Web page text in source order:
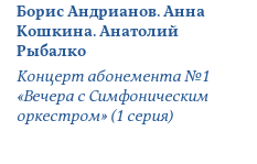
Борис Андрианов. Анна
Кошкина. Анатолий
Рыбалко
Концерт абонемента №1
«Вечера с Симфоническим
оркестром» (1 серия)